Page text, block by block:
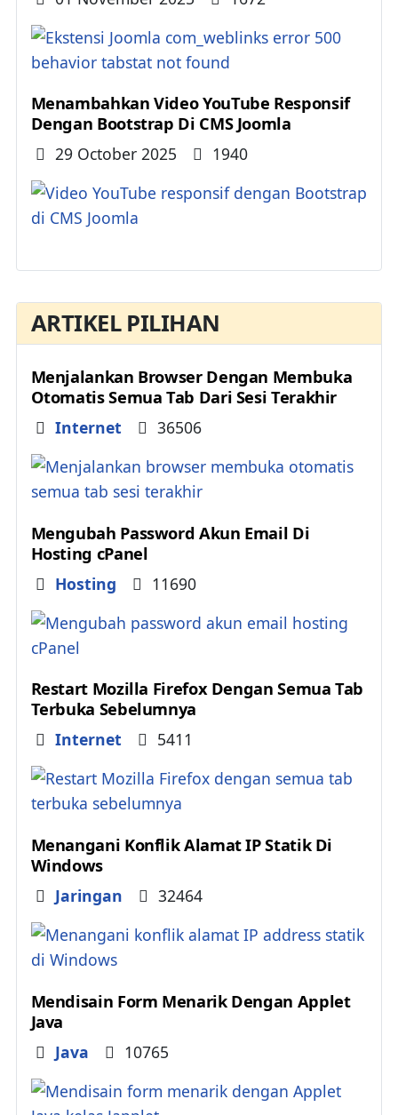
ARTIKEL PILIHAN
Menjalankan Browser Dengan Membuka
Otomatis Semua Tab Dari Sesi Terakhir
Details
Internet 36506
Mengubah Password Akun Email Di
Hosting cPanel
Details
Hosting 11690
Restart Mozilla Firefox Dengan Semua Tab
Terbuka Sebelumnya
Details
Internet 5411
Menangani Konflik Alamat IP Statik Di
Windows
Details
Jaringan 32464
Mendisain Form Menarik Dengan Applet
Java
Details
Java 10765
Menambahkan Video YouTube Responsif
Dengan Bootstrap Di CMS Joomla
Details
29 October 2025 1940